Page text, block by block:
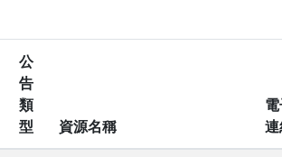
公
告
類
型
資源名稱